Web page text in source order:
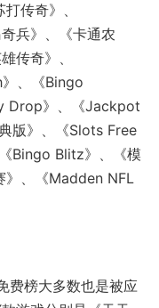
传奇》、
兵》、《卡通农
传奇》、
、《Bingo
Drop》、《Jackpot
版》、《Slots Free
Bingo Blitz》、《模
》、《Madden NFL
费榜大多数也是被应